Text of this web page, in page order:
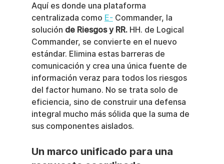
Aquí es donde una plataforma
centralizada como E- Commander, la
solución de Riesgos y RR. HH. de Logical
Commander, se convierte en el nuevo
estándar. Elimina estas barreras de
comunicación y crea una única fuente de
información veraz para todos los riesgos
del factor humano. No se trata solo de
eficiencia, sino de construir una defensa
integral mucho más sólida que la suma de
sus componentes aislados.
Un marco unificado para una